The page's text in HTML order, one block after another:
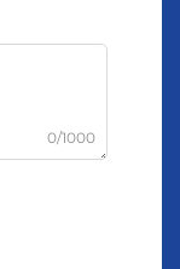
0/1000